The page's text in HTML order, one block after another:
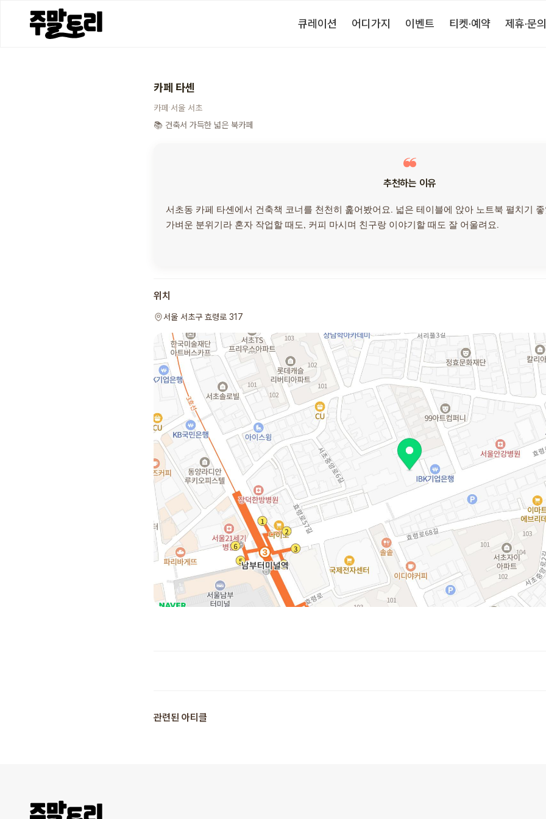
큐레이션 어디가지 이벤트 티켓·예약 제휴·문
카페 타셴
카페·서울 서초
📚 건축서 가득한 넓은 북카페
추천하는 이유
서초동 카페 타셴에서 건축책 코너를 천천히 훑어봤어요. 넓은 테이블에 앉아 노트북 펼치기
가벼운 분위기라 혼자 작업할 때도, 커피 마시며 친구랑 이야기할 때도 잘 어울려요.
위치
서울 서초구 효령로 317
관련된 아티클